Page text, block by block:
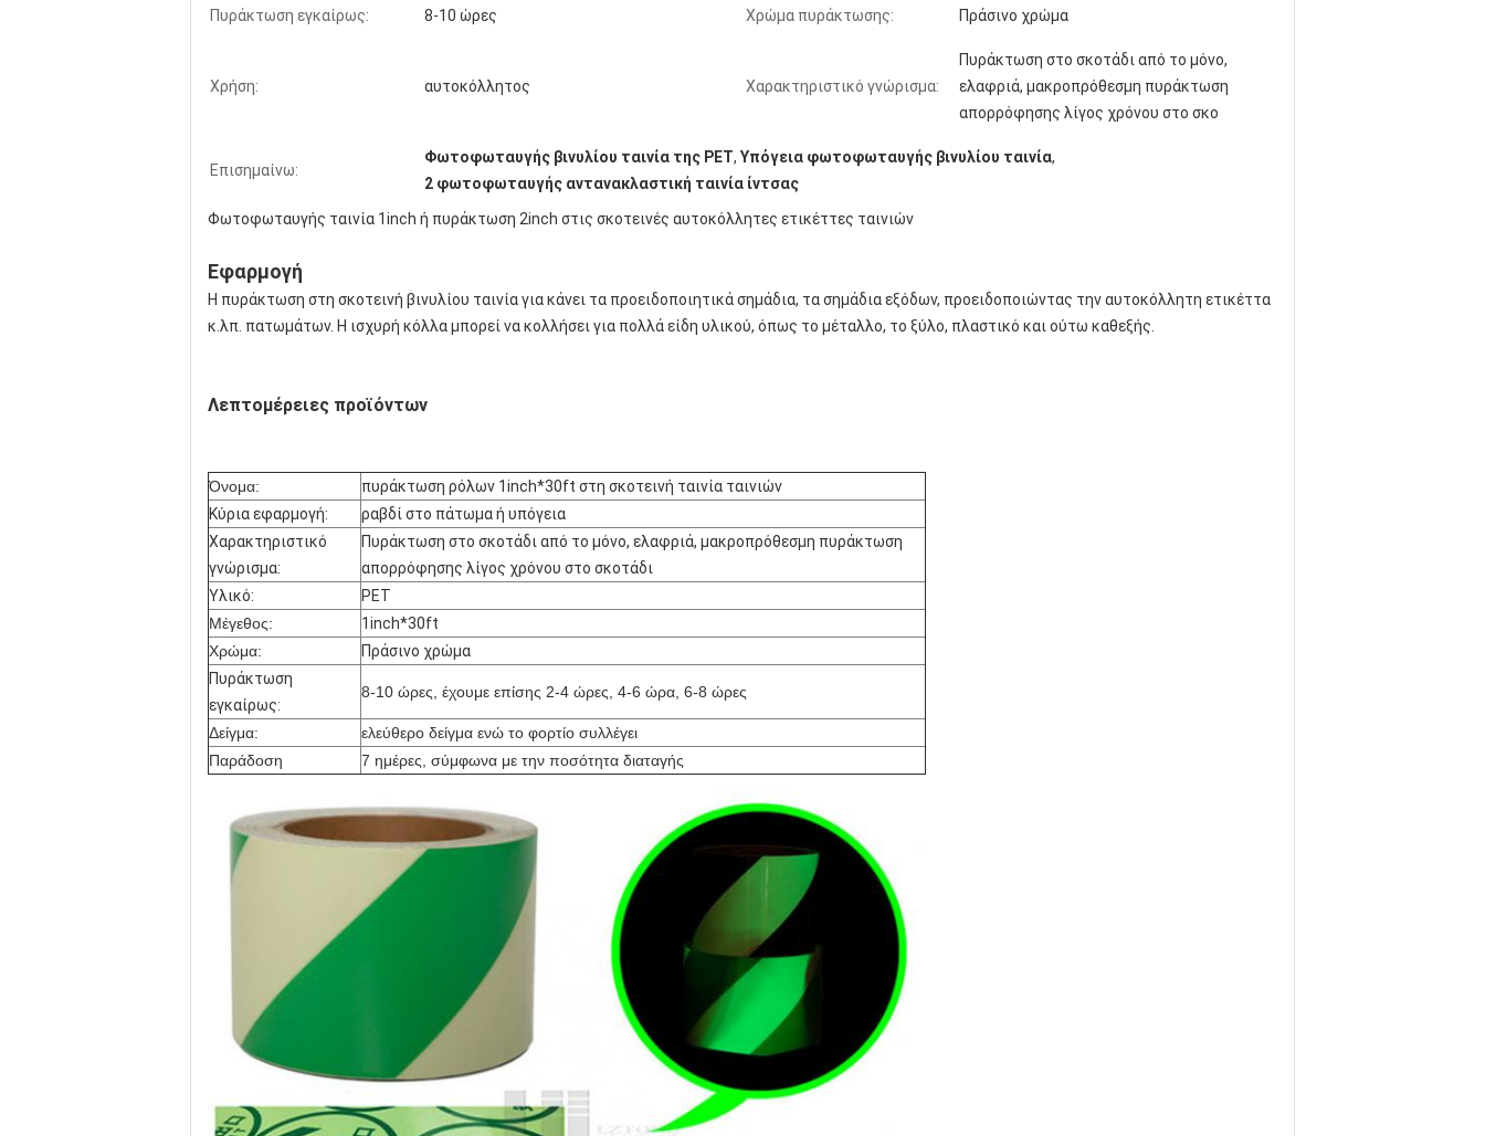
Πυράκτωση εγκαίρως: 8-10 ώρες Χρώμα πυράκτωσης: Πράσινο χρώμα
Χρήση: αυτοκόλλητος Χαρακτηριστικό γνώρισμα:
Πυράκτωση στο σκοτάδι από το μόνο,
ελαφριά, μακροπρόθεσμη πυράκτωση
απορρόφησης λίγος χρόνου στο σκο
Επισημαίνω:
Φωτοφωταυγής βινυλίου ταινία της PET, Υπόγεια φωτοφωταυγής βινυλίου ταινία,
2 φωτοφωταυγής αντανακλαστική ταινία ίντσας
Φωτοφωταυγής ταινία 1inch ή πυράκτωση 2inch στις σκοτεινές αυτοκόλλητες ετικέττες ταινιών
Εφαρμογή
Η πυράκτωση στη σκοτεινή βινυλίου ταινία για κάνει τα προειδοποιητικά σημάδια, τα σημάδια εξόδων, προειδοποιώντας την αυτοκόλλητη ετικέττα
κ.λπ. πατωμάτων. Η ισχυρή κόλλα μπορεί να κολλήσει για πολλά είδη υλικού, όπως το μέταλλο, το ξύλο, πλαστικό και ούτω καθεξής.
Λεπτομέρειες προϊόντων
Όνομα:
πυράκτωση ρόλων 1inch*30ft στη σκοτεινή ταινία ταινιών
Κύρια εφαρμογή:
ραβδί στο πάτωμα ή υπόγεια
Χαρακτηριστικό
γνώρισμα:
Πυράκτωση στο σκοτάδι από το μόνο, ελαφριά, μακροπρόθεσμη πυράκτωση
απορρόφησης λίγος χρόνου στο σκοτάδι
Υλικό:
PET
Μέγεθος:
1inch*30ft
Χρώμα:
Πράσινο χρώμα
Πυράκτωση
εγκαίρως:
8-10 ώρες, έχουμε επίσης 2-4 ώρες, 4-6 ώρα, 6-8 ώρες
Δείγμα:
ελεύθερο δείγμα ενώ το φορτίο συλλέγει
Παράδοση
7 ημέρες, σύμφωνα με την ποσότητα διαταγής